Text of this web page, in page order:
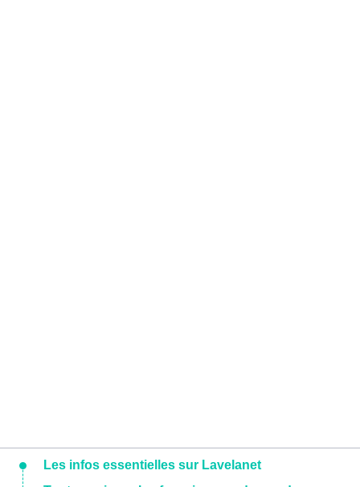
Les infos essentielles sur Lavelanet